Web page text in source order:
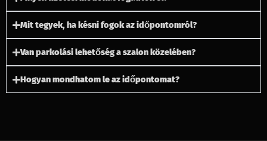
Mit tegyek, ha késni fogok az időpontomról?
Van parkolási lehetőség a szalon közelében?
Hogyan mondhatom le az időpontomat?